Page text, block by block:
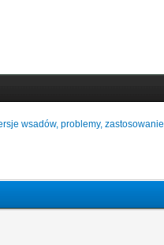
wsadów, problemy, zastosowanie